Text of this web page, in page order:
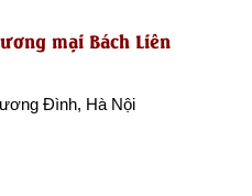
mại Bách Liên
Đình, Hà Nội